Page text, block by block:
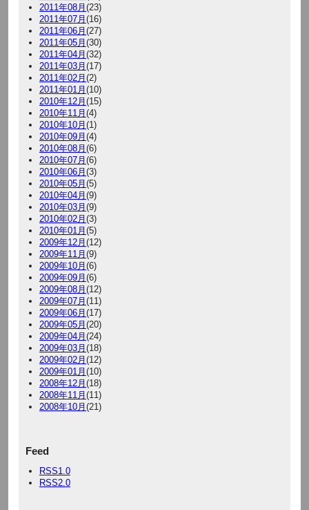
2011年08月(23)
2011年07月(16)
2011年06月(27)
2011年05月(30)
2011年04月(32)
2011年03月(17)
2011年02月(2)
2011年01月(10)
2010年12月(15)
2010年11月(4)
2010年10月(1)
2010年09月(4)
2010年08月(6)
2010年07月(6)
2010年06月(3)
2010年05月(5)
2010年04月(9)
2010年03月(9)
2010年02月(3)
2010年01月(5)
2009年12月(12)
2009年11月(9)
2009年10月(6)
2009年09月(6)
2009年08月(12)
2009年07月(11)
2009年06月(17)
2009年05月(20)
2009年04月(24)
2009年03月(18)
2009年02月(12)
2009年01月(10)
2008年12月(18)
2008年11月(11)
2008年10月(21)
Feed
RSS1.0
RSS2.0